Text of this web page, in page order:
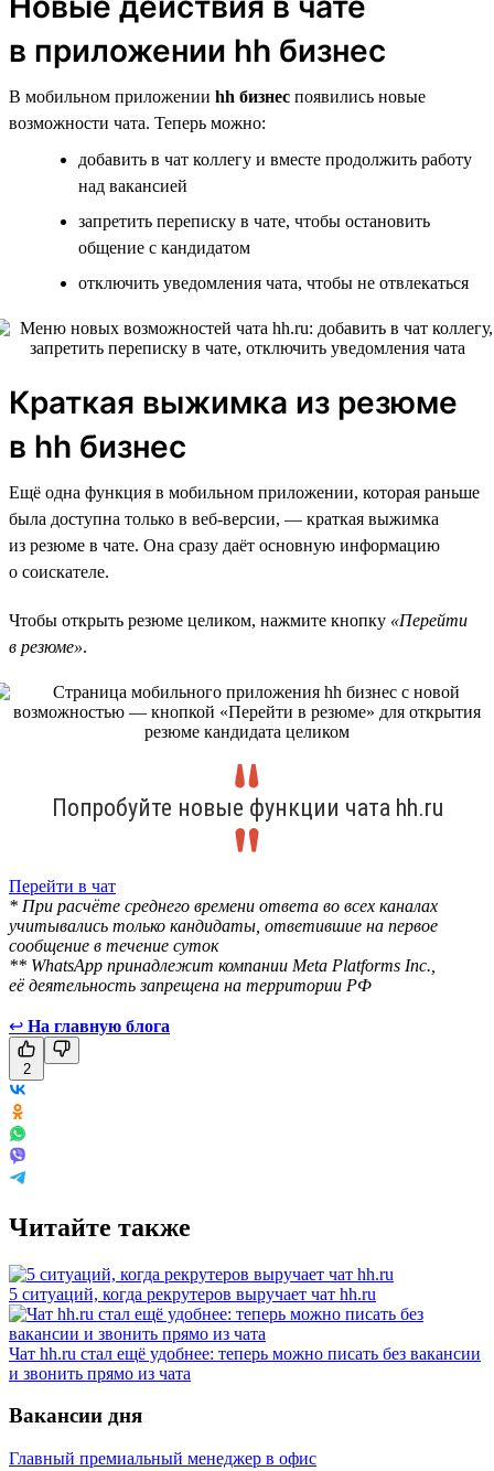
в приложении hh бизнес
В мобильном приложении hh бизнес появились новые
возможности чата. Теперь можно:
добавить в чат коллегу и вместе продолжить работу
над вакансией
запретить переписку в чате, чтобы остановить
общение с кандидатом
отключить уведомления чата, чтобы не отвлекаться
Краткая выжимка из резюме
в hh бизнес
Ещё одна функция в мобильном приложении, которая раньше
была доступна только в веб-версии, — краткая выжимка
из резюме в чате. Она сразу даёт основную информацию
о соискателе.
Чтобы открыть резюме целиком, нажмите кнопку «Перейти
в резюме».
Попробуйте новые функции чата hh.ru
Перейти в чат
* При расчёте среднего времени ответа во всех каналах
учитывались только кандидаты, ответившие на первое
сообщение в течение суток
** WhatsApp принадлежит компании Meta Platforms Inc.,
её деятельность запрещена на территории РФ
↩ На главную блога
2
Читайте также
5 ситуаций, когда рекрутеров выручает чат hh.ru
Чат hh.ru стал ещё удобнее: теперь можно писать без вакансии
и звонить прямо из чата
Вакансии дня
Главный премиальный менеджер в офис